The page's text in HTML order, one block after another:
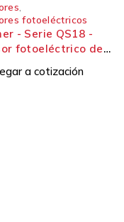
fotoeléctricos
- Serie QS18 -
fotoeléctrico de
a cotización